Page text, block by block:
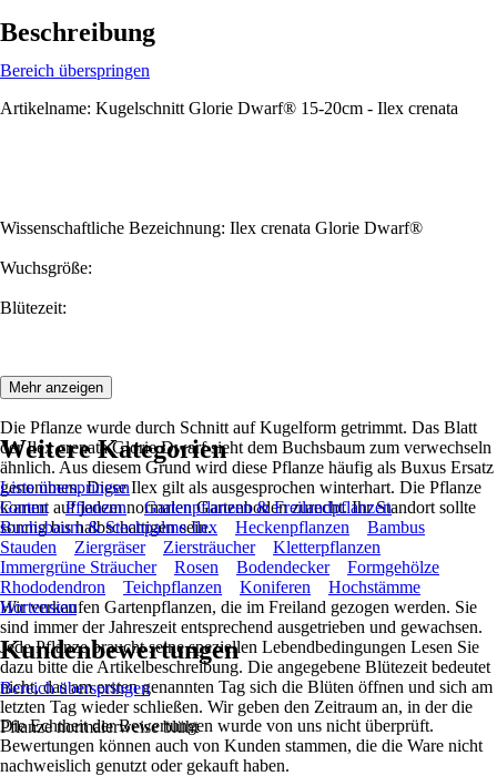
Beschreibung
Bereich überspringen
Artikelname: Kugelschnitt Glorie Dwarf® 15-20cm - Ilex crenata
Wissenschaftliche Bezeichnung: Ilex crenata Glorie Dwarf®
Wuchsgröße:
Blütezeit:
Beschreibung:
Die Pflanze wurde durch Schnitt auf Kugelform getrimmt. Das Blatt
der Ilex crenata Glorie Dwarf sieht dem Buchsbaum zum verwechseln
ähnlich. Aus diesem Grund wird diese Pflanze häufig als Buxus Ersatz
genommen. Diese Ilex gilt als ausgesprochen winterhart. Die Pflanze
kommt auf jedem normalen Gartenboden zurecht. Ihr Standort sollte
sonnig bis halbschattigen sein.
Wir verkaufen Gartenpflanzen, die im Freiland gezogen werden. Sie
sind immer der Jahreszeit entsprechend ausgetrieben und gewachsen.
Jede Pflanze braucht seine speziellen Lebendbedingungen Lesen Sie
dazu bitte die Artikelbeschreibung. Die angegebene Blütezeit bedeutet
nicht, das am ersten genannten Tag sich die Blüten öffnen und sich am
letzten Tag wieder schließen. Wir geben den Zeitraum an, in der die
Pflanze normalerweise blüht
Mehr anzeigen
Weitere Kategorien
Liste überspringen
Garten
Pflanzen
Gartenpflanzen & Freilandpflanzen
Buchsbaum & Stechpalme Ilex
Heckenpflanzen
Bambus
Stauden
Ziergräser Ziersträucher
Kletterpflanzen
Immergrüne Sträucher
Rosen Bodendecker
Formgehölze
Rhododendron
Teichpflanzen Koniferen
Hochstämme
Hortensien
Kundenbewertungen
Bereich überspringen
Die Echtheit der Bewertungen wurde von uns nicht überprüft.
Bewertungen können auch von Kunden stammen, die die Ware nicht
nachweislich genutzt oder gekauft haben.